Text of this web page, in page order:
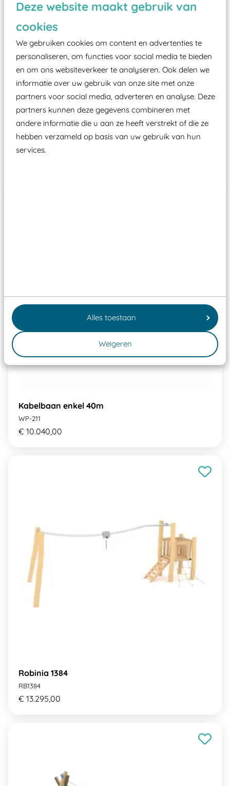
Deze website maakt gebruik van
cookies
We gebruiken cookies om content en advertenties te
personaliseren, om functies voor social media te bieden
en om ons websiteverkeer te analyseren. Ook delen we
informatie over uw gebruik van onze site met onze
partners voor social media, adverteren en analyse. Deze
partners kunnen deze gegevens combineren met
andere informatie die u aan ze heeft verstrekt of die ze
hebben verzameld op basis van uw gebruik van hun
services.
Alles toestaan
Weigeren
valondergrond onder speeltoestellen verplicht is
zoals kunstgras, rubber tegels of boomschors?
Elk speeltoestel in de openbare ruimte voorzien
moet zijn van een typekeuring, -plaatje en
certificering, uitgegeven door een Nederlands
aangewezen keuringsinstantie?
Wij ook speeltoestellen kunnen laten keuren zodat
ze toch binnen het Warenwetbesluit Attractie- en
Speeltoestellen vallen?
Kabelbaan enkel 40m
WP-211
€ 10.040,00
Robinia 1384
RB1384
€ 13.295,00